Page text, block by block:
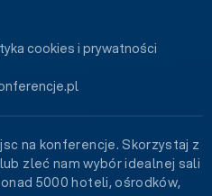
cookies i prywatności
na konferencje. Skorzystaj z
zleć nam wybór idealnej sali
5000 hoteli, ośrodków,